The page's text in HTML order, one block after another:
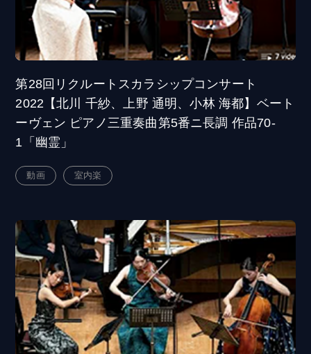
第28回リクルートスカラシップコンサート
2022【北川 千紗、上野 通明、小林 海都】ベート
ーヴェン ピアノ三重奏曲第5番ニ長調 作品70-
1「幽霊」
動画 室内楽